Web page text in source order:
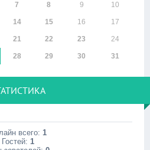
7 8 9 10
14 15 16 17
21 22 23 24
28 29 30 31
всего: 1
Гостей: 1